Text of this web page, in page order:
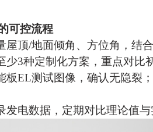
可控流程
屋顶/地面倾角、方位角，结
少3种定制化方案，重点对比
板EL测试图像，确认无隐裂
发电数据，定期对比理论值与